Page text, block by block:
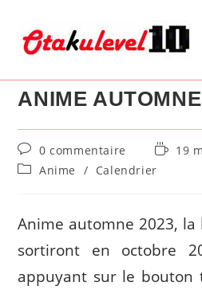
content
ANIME
Commentaires
de
la
0 commentaire
Temps
lecture :
19
PostAnime / Calendrier
Anime automne 2023, la
sortiront en octobre
appuyant sur le bouton